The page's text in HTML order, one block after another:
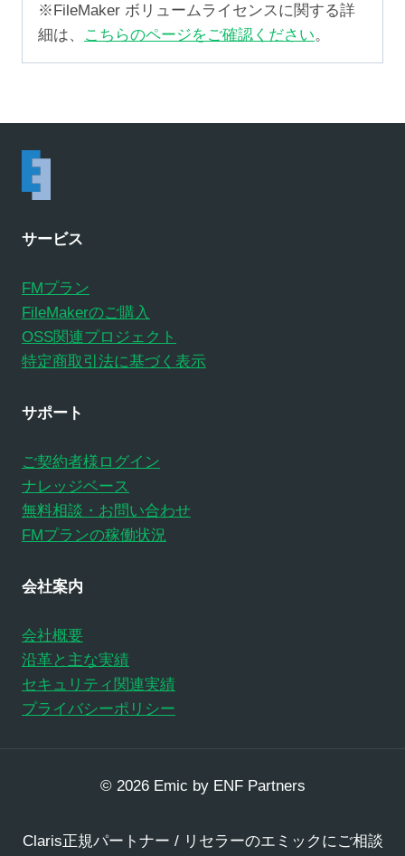
※FileMaker ボリュームライセンスに関する詳
細は、
こちらのページをご確認ください。
サービス
FMプラン
FileMakerのご購入
OSS関連プロジェクト
特定商取引法に基づく表示
サポート
ご契約者様ログイン
ナレッジベース
無料相談・お問い合わせ
FMプランの稼働状況
会社案内
会社概要
沿革と主な実績
セキュリティ関連実績
プライバシーポリシー
© 2026 Emic by ENF Partners
Claris正規パートナー / リセラーのエミックにご相談